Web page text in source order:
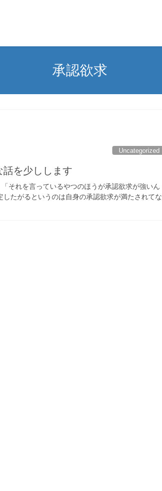
承認欲求
Uncategorized
話を少しします
それを言っているやつのほうが承認欲求が強いん
たがるというのは自身の承認欲求が満たされてな